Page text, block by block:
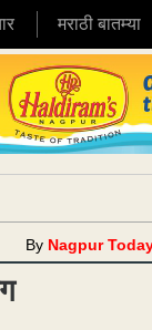
मराठी बातम्या
By Nagpur